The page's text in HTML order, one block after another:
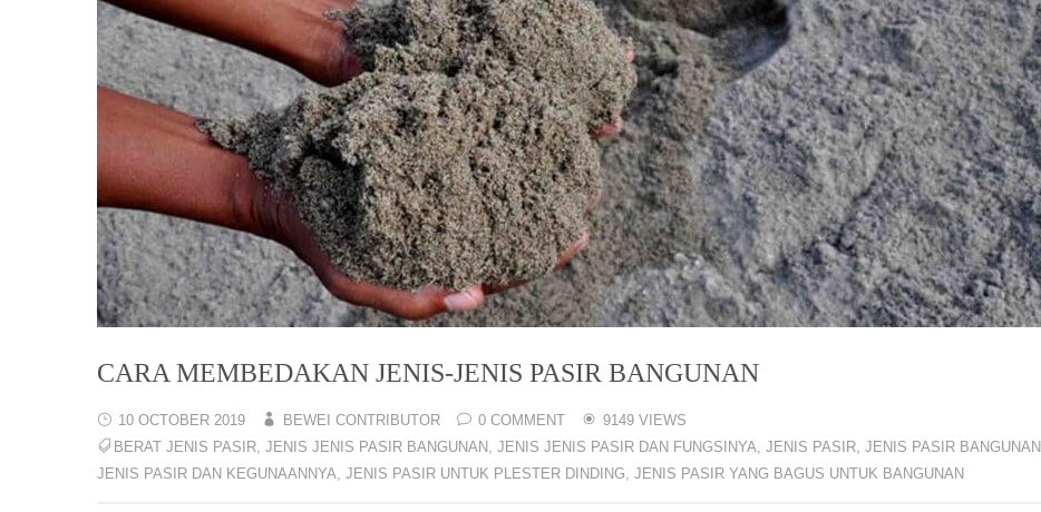
CARA MEMBEDAKAN JENIS-JENIS PASIR BANGUNAN
10 OCTOBER 2019 BEWEI CONTRIBUTOR 0 COMMENT
9149 VIEWS
BERAT JENIS PASIR, JENIS JENIS PASIR BANGUNAN, JENIS JENIS PASIR DAN FUNGSINYA, JENIS PASIR, JENIS PASIR BANGUNAN
JENIS PASIR DAN KEGUNAANNYA, JENIS PASIR UNTUK PLESTER DINDING, JENIS PASIR YANG BAGUS UNTUK BANGUNAN